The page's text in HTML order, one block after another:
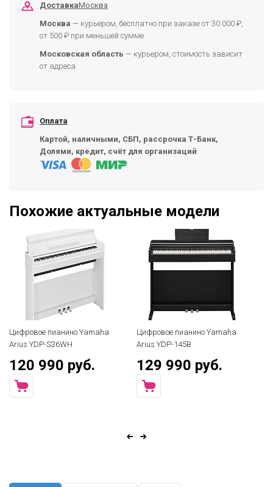
ДоставкаМосква
Москва — курьером, бесплатно при заказе от 30 000 ₽,
от 500 ₽ при меньшей сумме
Московская область — курьером, стоимость зависит
от адреса
Оплата
Картой, наличными, СБП, рассрочка Т-Банк,
Долями, кредит, счёт для организаций
Похожие актуальные модели
Цифровое пианино Yamaha
Arius YDP-S36WH
120 990 руб.
Цифровое пианино Yamaha
Arius YDP-145B
129 990 руб.